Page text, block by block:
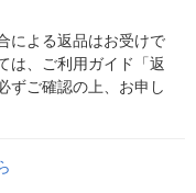
による返品はお受けで
は、ご利用ガイド「返
ずご確認の上、お申し